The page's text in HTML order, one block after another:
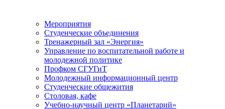
Мероприятия
Студенческие объединения
Тренажерный зал «Энергия»
Управление по воспитательной работе и
молодежной политике
Профком СГУГиТ
Молодежный информационный центр
Студенческие общежития
Столовая, кафе
Учебно-научный центр «Планетарий»